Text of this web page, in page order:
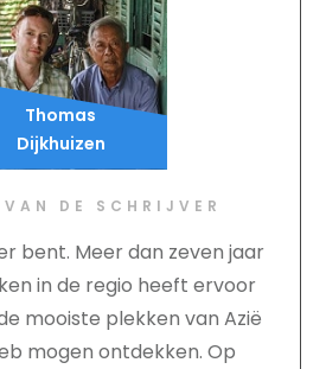
DE SCHRIJVER
bent. Meer dan zeven jaar
in de regio heeft ervoor
mooiste plekken van Azië
mogen ontdekken. Op
Thomas
Dijkhuizen